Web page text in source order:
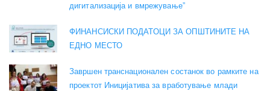
дигитализација и вмрежување”
ФИНАНСИСКИ ПОДАТОЦИ ЗА ОПШТИНИТЕ НА
ЕДНО МЕСТО
Завршен транснационален состанок во рамките на
проектот Иницијатива за вработување млади